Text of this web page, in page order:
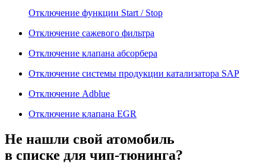
Отключение функции Start / Stop
Отключение сажевого фильтра
Отключение клапана абсорбера
Отключение системы продукции катализатора SAP
Отключение Adblue
Отключение клапана EGR
Не нашли свой атомобиль
в списке для чип-тюнинга?